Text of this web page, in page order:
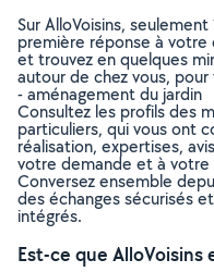
Sur AlloVoisins,
première réponse à
et trouvez en quelques
autour de chez vous,
- aménagement du jardin
Consultez les profils des
particuliers, qui vous ont
réalisation, expertises,
votre demande et à votre
Conversez ensemble
des échanges sécurisés
intégrés.
Est-ce que AlloVoisins